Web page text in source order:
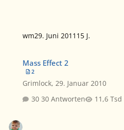
wm29. Juni 2011 15 J.
Mass Effect 2
2
Grimlock,29. Januar 2010
30 Antworten